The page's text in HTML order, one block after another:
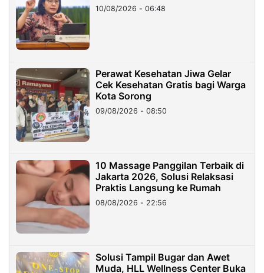
10/08/2026 - 06:48
Perawat Kesehatan Jiwa Gelar
Cek Kesehatan Gratis bagi Warga
Kota Sorong
09/08/2026 - 08:50
10 Massage Panggilan Terbaik di
Jakarta 2026, Solusi Relaksasi
Praktis Langsung ke Rumah
08/08/2026 - 22:56
Solusi Tampil Bugar dan Awet
Muda, HLL Wellness Center Buka